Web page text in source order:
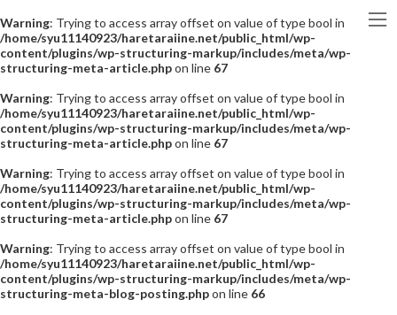
Warning: Trying to access array offset on value of type bool in
/home/syu11140923/haretaraiine.net/public_html/wp-
content/plugins/wp-structuring-markup/includes/meta/wp-
structuring-meta-article.phpon line 67
Warning: Trying to access array offset on value of type bool in
/home/syu11140923/haretaraiine.net/public_html/wp-
content/plugins/wp-structuring-markup/includes/meta/wp-
structuring-meta-article.phpon line 67
Warning: Trying to access array offset on value of type bool in
/home/syu11140923/haretaraiine.net/public_html/wp-
content/plugins/wp-structuring-markup/includes/meta/wp-
structuring-meta-article.phpon line 67
Warning: Trying to access array offset on value of type bool in
/home/syu11140923/haretaraiine.net/public_html/wp-
content/plugins/wp-structuring-markup/includes/meta/wp-
structuring-meta-blog-posting.phpon line 66